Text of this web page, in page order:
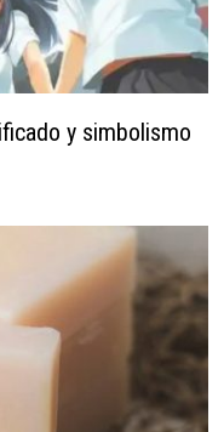
y simbolismo